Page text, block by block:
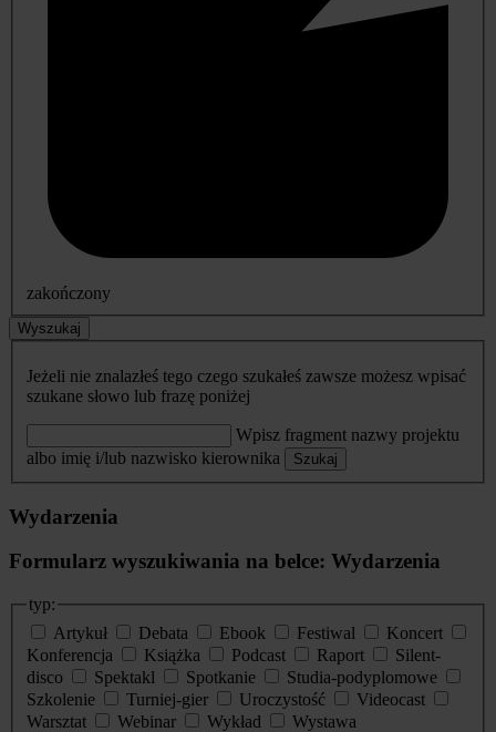
zakończony
Wyszukaj
Jeżeli nie znalazłeś tego czego szukałeś zawsze możesz wpisać
szukane słowo lub frazę poniżej
Wpisz fragment nazwy projektu
albo imię i/lub nazwisko kierownika
Szukaj
Wydarzenia
Formularz wyszukiwania na belce: Wydarzenia
typ:
Artykuł
Debata Ebook Festiwal
Koncert
Konferencja
Książka Podcast Raport
Silent-
disco
Spektakl Spotkanie
Studia-podyplomowe
Szkolenie
Turniej-gier Uroczystość
Videocast
Warsztat
Webinar Wykład
Wystawa